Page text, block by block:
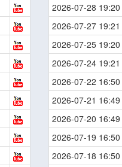
2026-07-28 19:20
2026-07-27 19:21
2026-07-25 19:20
2026-07-24 19:21
2026-07-22 16:50
2026-07-21 16:49
2026-07-20 16:49
2026-07-19 16:50
2026-07-18 16:50